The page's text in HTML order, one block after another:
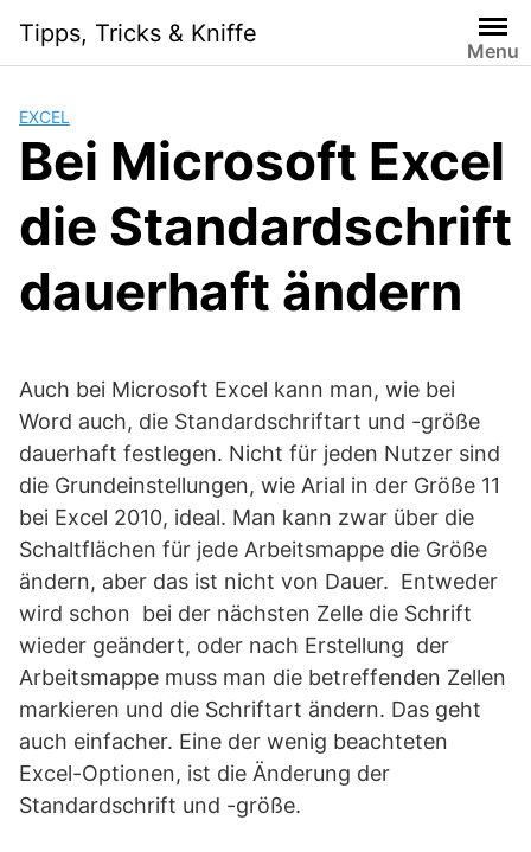
content
Tipps, Tricks & Kniffe
Menu
EXCEL
Bei Microsoft Excel
die Standardschrift
dauerhaft ändern
Auch bei Microsoft Excel kann man, wie bei
Word auch, die Standardschriftart und -größe
dauerhaft festlegen. Nicht für jeden Nutzer sind
die Grundeinstellungen, wie Arial in der Größe 11
bei Excel 2010, ideal. Man kann zwar über die
Schaltflächen für jede Arbeitsmappe die Größe
ändern, aber das ist nicht von Dauer. Entweder
wird schon bei der nächsten Zelle die Schrift
wieder geändert, oder nach Erstellung der
Arbeitsmappe muss man die betreffenden Zellen
markieren und die Schriftart ändern. Das geht
auch einfacher. Eine der wenig beachteten
Excel-Optionen, ist die Änderung der
Standardschrift und -größe.